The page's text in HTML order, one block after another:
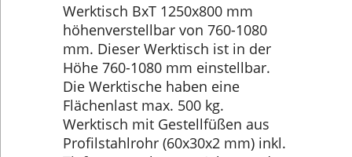
Werktisch BxT 1250x800 mm
höhenverstellbar von 760-1080
mm. Dieser Werktisch ist in der
Höhe 760-1080 mm einstellbar.
Die Werktische haben eine
Flächenlast max. 500 kg.
Werktisch mit Gestellfüßen aus
Profilstahlrohr (60x30x2 mm) inkl.